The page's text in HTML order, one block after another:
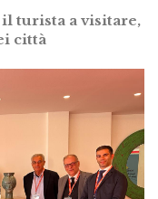
turista a visitare,
città